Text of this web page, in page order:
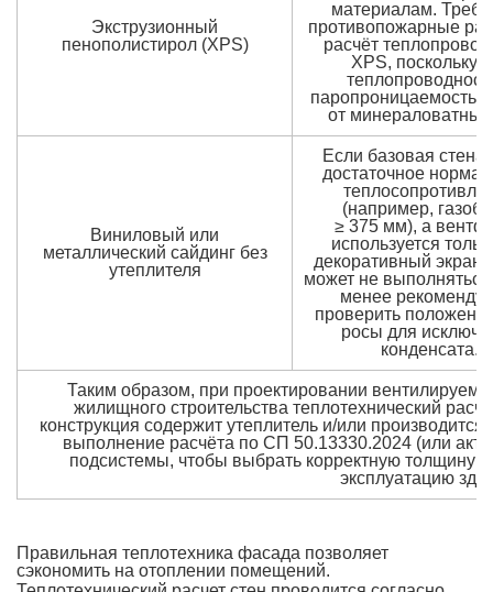
Экструзионный
пенополистирол (XPS)
материалам.
противопожарные
расчёт
XPS, поскольку
паропроницаемость
от минераловатных
Виниловый или
металлический сайдинг без
утеплителя
Если базовая стена
достаточное
(например,
≥ 375 мм), а
используется
декоративный экран,
может не
менее
проверить
росы для
конденсата.
Таким образом, при проектировании
жилищного строительства теплотехнический
конструкция содержит утеплитель и/или
выполнение расчёта по СП 50.13330.2024 (или
подсистемы, чтобы выбрать корректную толщину
эксплуатацию
Правильная теплотехника фасада позволяет
сэкономить на отоплении помещений.